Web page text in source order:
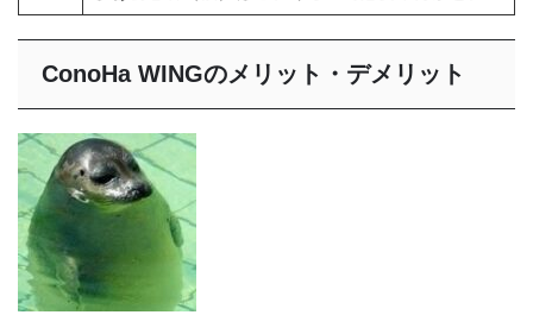
ConoHa WINGのメリット・デメリット